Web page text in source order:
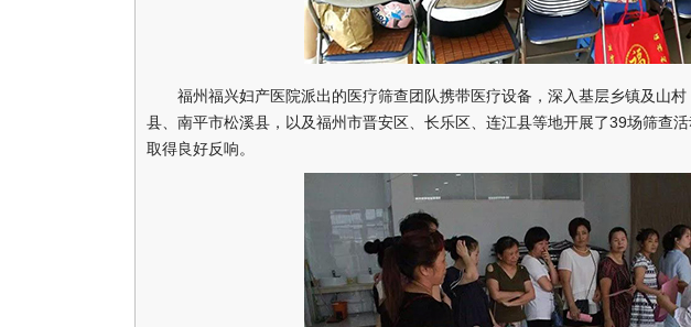
福州福兴妇产医院派出的医疗筛查团队携带医疗设备，深入基层乡镇及山村
县、南平市松溪县，以及福州市晋安区、长乐区、连江县等地开展了39场筛查
取得良好反响。